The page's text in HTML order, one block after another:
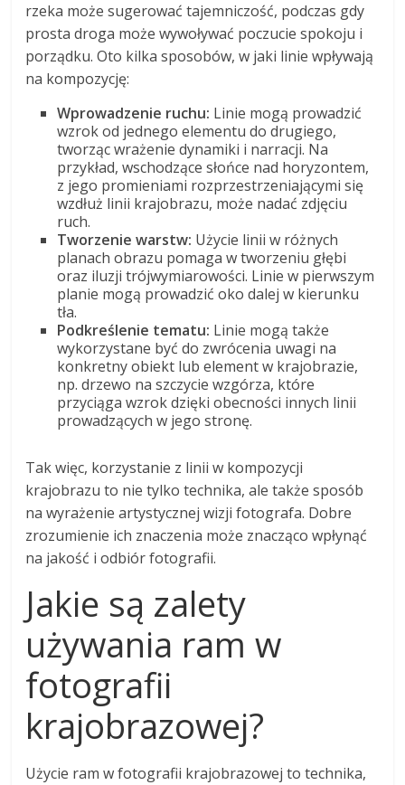
rzeka może sugerować tajemniczość, podczas gdy
prosta droga może wywoływać poczucie spokoju i
porządku. Oto kilka sposobów, w jaki linie wpływają
na kompozycję:
Wprowadzenie ruchu: Linie mogą prowadzić
wzrok od jednego elementu do drugiego,
tworząc wrażenie dynamiki i narracji. Na
przykład, wschodzące słońce nad horyzontem,
z jego promieniami rozprzestrzeniającymi się
wzdłuż linii krajobrazu, może nadać zdjęciu
ruch.
Tworzenie warstw: Użycie linii w różnych
planach obrazu pomaga w tworzeniu głębi
oraz iluzji trójwymiarowości. Linie w pierwszym
planie mogą prowadzić oko dalej w kierunku
tła.
Podkreślenie tematu: Linie mogą także
wykorzystane być do zwrócenia uwagi na
konkretny obiekt lub element w krajobrazie,
np. drzewo na szczycie wzgórza, które
przyciąga wzrok dzięki obecności innych linii
prowadzących w jego stronę.
Tak więc, korzystanie z linii w kompozycji
krajobrazu to nie tylko technika, ale także sposób
na wyrażenie artystycznej wizji fotografa. Dobre
zrozumienie ich znaczenia może znacząco wpłynąć
na jakość i odbiór fotografii.
Jakie są zalety
używania ram w
fotografii
krajobrazowej?
Użycie ram w fotografii krajobrazowej to technika,